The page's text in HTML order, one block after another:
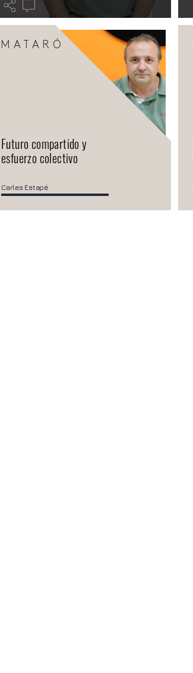
MATARÓ
Futuro compartido y
esfuerzo colectivo
Carles Estapé